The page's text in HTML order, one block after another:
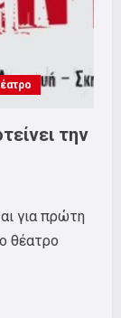
την
για πρώτη
θέατρο